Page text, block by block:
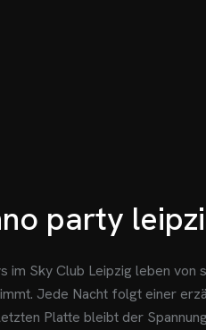
party
im Sky Club Leipzig leben
Jede Nacht folgt einer
Platte bleibt der